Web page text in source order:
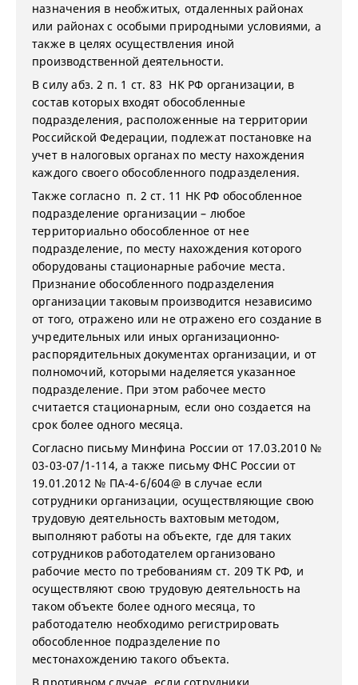
назначения в необжитых, отдаленных районах
или районах с особыми природными условиями, а
также в целях осуществления иной
производственной деятельности.
В силу абз. 2 п. 1 ст. 83 НК РФ организации, в
состав которых входят обособленные
подразделения, расположенные на территории
Российской Федерации, подлежат постановке на
учет в налоговых органах по месту нахождения
каждого своего обособленного подразделения.
Также согласно п. 2 ст. 11 НК РФ обособленное
подразделение организации – любое
территориально обособленное от нее
подразделение, по месту нахождения которого
оборудованы стационарные рабочие места.
Признание обособленного подразделения
организации таковым производится независимо
от того, отражено или не отражено его создание в
учредительных или иных организационно-
распорядительных документах организации, и от
полномочий, которыми наделяется указанное
подразделение. При этом рабочее место
считается стационарным, если оно создается на
срок более одного месяца.
Согласно письму Минфина России от 17.03.2010 №
03-03-07/1-114, а также письму ФНС России от
19.01.2012 № ПА-4-6/604@ в случае если
сотрудники организации, осуществляющие свою
трудовую деятельность вахтовым методом,
выполняют работы на объекте, где для таких
сотрудников работодателем организовано
рабочие место по требованиям ст. 209 ТК РФ, и
осуществляют свою трудовую деятельность на
таком объекте более одного месяца, то
работодателю необходимо регистрировать
обособленное подразделение по
местонахождению такого объекта.